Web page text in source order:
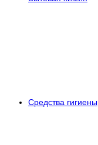
Средства гигиены